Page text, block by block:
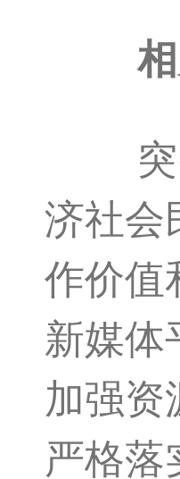
突出
济社会
作价值
新媒体
加强资
严格落